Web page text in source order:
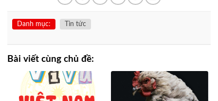
Danh mục: Tin tức
Bài viết cùng chủ đề: